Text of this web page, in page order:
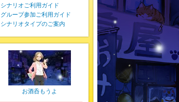
シナリオご利用ガイド
グループ参加ご利用ガイド
シナリオタイプのご案内
お酒呑もうよ